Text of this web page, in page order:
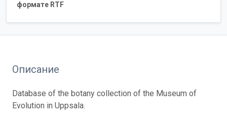
формате RTF
Описание
Database of the botany collection of the Museum of
Evolution in Uppsala.